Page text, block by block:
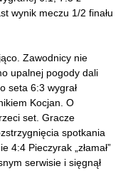
wynik meczu 1/2 finału
Zawodnicy nie
upalnej pogody dali
seta 6:3 wygrał
Kocjan. O
set. Gracze
spotkania
4:4 Pieczyrak „złamał”
serwisie i sięgnął